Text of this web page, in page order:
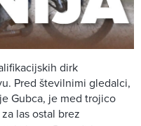
dirk
Pred številnimi gledalci,
Gubca, je med trojico
za las ostal brez